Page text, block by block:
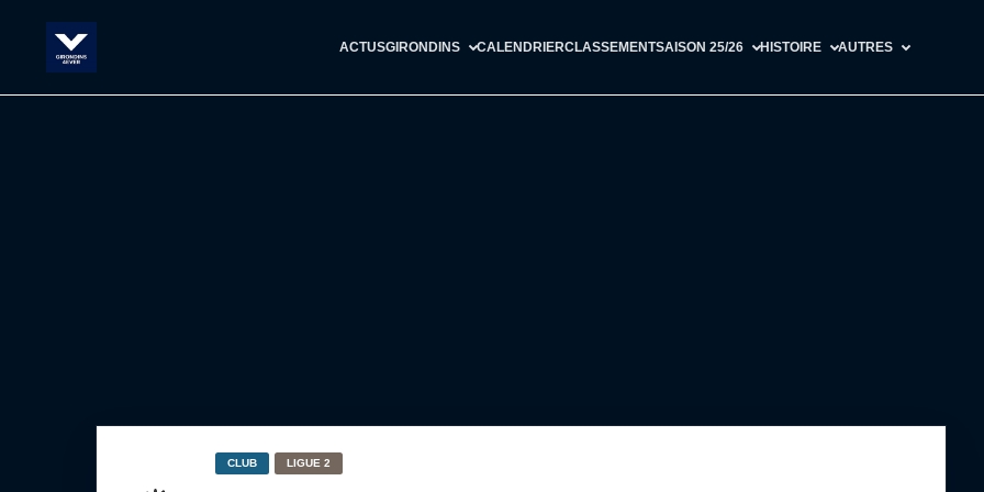
ACTUSGIRONDINS CALENDRIERCLASSEMENTSAISON 25/26 HISTOIRE AUTRES
CLUB LIGUE 2